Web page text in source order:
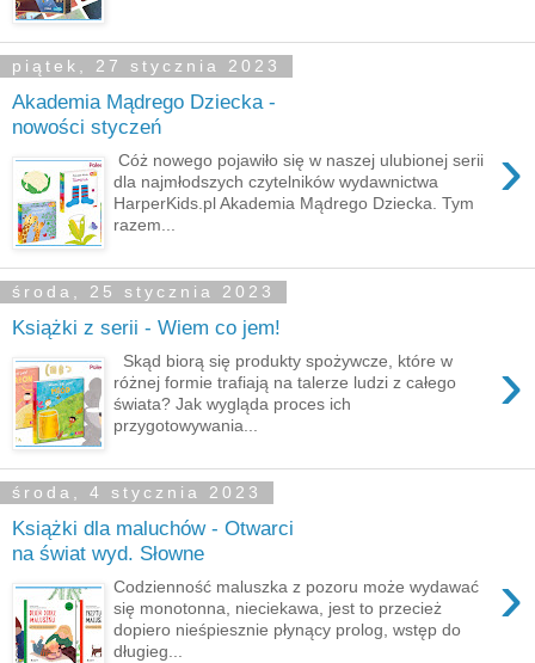
piątek, 27 stycznia 2023
Akademia Mądrego Dziecka -
nowości styczeń
›
Cóż nowego pojawiło się w naszej ulubionej serii
dla najmłodszych czytelników wydawnictwa
HarperKids.pl Akademia Mądrego Dziecka. Tym
razem...
środa, 25 stycznia 2023
Książki z serii - Wiem co jem!
›
Skąd biorą się produkty spożywcze, które w
różnej formie trafiają na talerze ludzi z całego
świata? Jak wygląda proces ich
przygotowywania...
środa, 4 stycznia 2023
Książki dla maluchów - Otwarci
na świat wyd. Słowne
›
Codzienność maluszka z pozoru może wydawać
się monotonna, nieciekawa, jest to przecież
dopiero nieśpiesznie płynący prolog, wstęp do
długieg...